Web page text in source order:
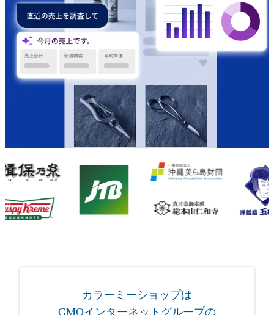
カラーミーショップは
GMOインターネットグループの